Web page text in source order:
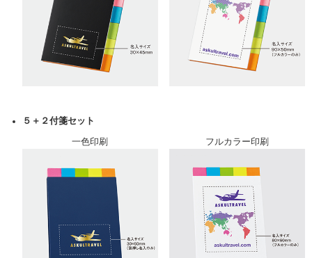
５＋２付箋セット
一色印刷
フルカラー印刷